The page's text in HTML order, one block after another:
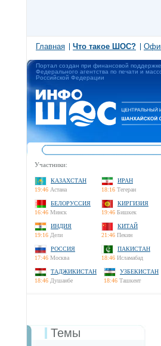
Главная Что такое ШОС?
Портал создан при финансовой поддержке
Федерального агентства по печати и
Российской Федерации
Участники:
КАЗАХСТАН
19:46 Астана
ИРАН
18:16 Тегеран
БЕЛОРУССИЯ
16:46 Минск
КИРГИЗИЯ
19:46 Бишкек
ИНДИЯ
19:16 Дели
КИТАЙ
21:46 Пекин
РОССИЯ
17:46 Москва
ПАКИСТАН
18:46 Исламабад
ТАДЖИКИСТАН
18:46 Душанбе
УЗБЕКИСТАН
18:46 Ташкент
Темы